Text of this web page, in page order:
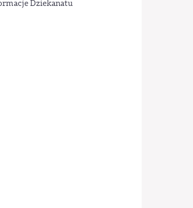
Dziekanatu